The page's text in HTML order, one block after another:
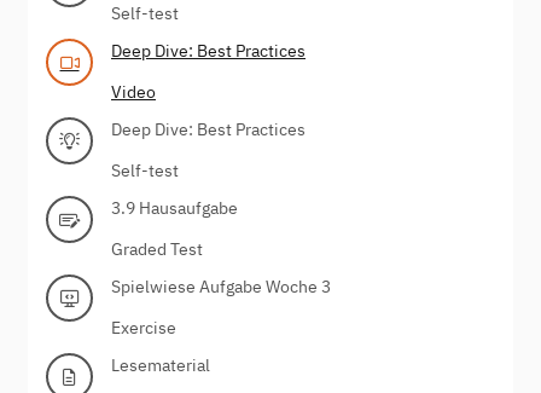
Self-test
Deep Dive: Best Practices
Video
Deep Dive: Best Practices
Self-test
3.9 Hausaufgabe
Graded Test
Spielwiese Aufgabe Woche 3
Exercise
Lesematerial